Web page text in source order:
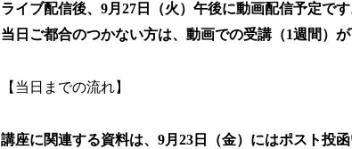
ライブ配信後、9月27日（火）午後に動画配信予定です
当日ご都合のつかない方は、動画での受講（1週間）が
【当日までの流れ】
講座に関連する資料は、9月23日（金）にはポスト投函